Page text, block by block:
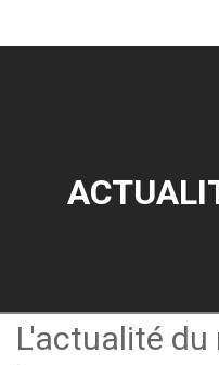
L'actualité du